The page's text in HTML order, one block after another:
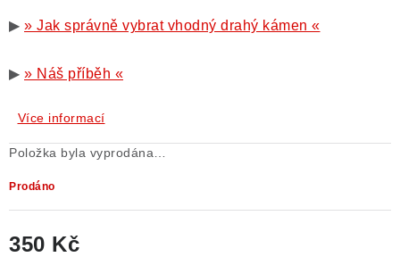
▶ » Jak správně vybrat vhodný drahý kámen «
▶ » Náš příběh «
Více informací
Položka byla vyprodána…
Prodáno
350 Kč